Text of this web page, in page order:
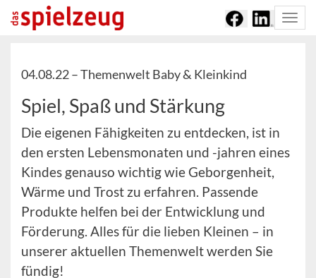
04.08.22 –Themenwelt Baby & Kleinkind
Spiel, Spaß und Stärkung
Die eigenen Fähigkeiten zu entdecken, ist in
den ersten Lebensmonaten und -jahren eines
Kindes genauso wichtig wie Geborgenheit,
Wärme und Trost zu erfahren. Passende
Produkte helfen bei der Entwicklung und
Förderung. Alles für die lieben Kleinen – in
unserer aktuellen Themenwelt werden Sie
fündig!